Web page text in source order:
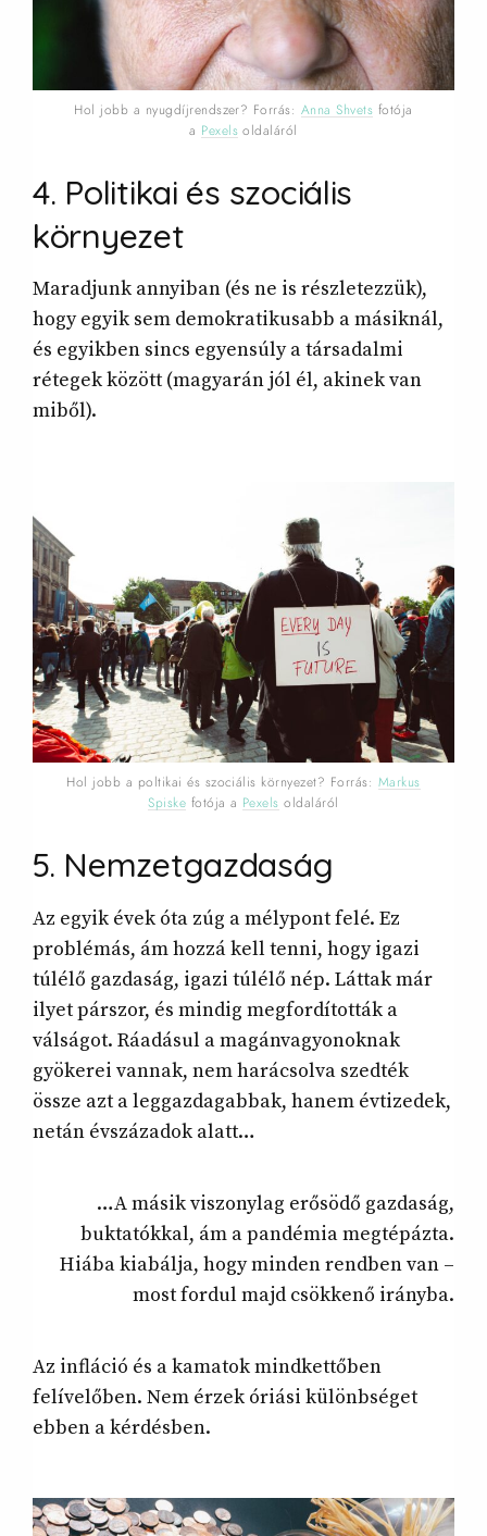
Hol jobb a nyugdíjrendszer? Forrás: Anna Shvets fotója
a Pexels oldaláról
4. Politikai és szociális
környezet
Maradjunk annyiban (és ne is részletezzük),
hogy egyik sem demokratikusabb a másiknál,
és egyikben sincs egyensúly a társadalmi
rétegek között (magyarán jól él, akinek van
miből).
Hol jobb a poltikai és szociális környezet? Forrás: Markus
Spiske fotója a Pexels oldaláról
5. Nemzetgazdaság
Az egyik évek óta zúg a mélypont felé. Ez
problémás, ám hozzá kell tenni, hogy igazi
túlélő gazdaság, igazi túlélő nép. Láttak már
ilyet párszor, és mindig megfordították a
válságot. Ráadásul a magánvagyonoknak
gyökerei vannak, nem harácsolva szedték
össze azt a leggazdagabbak, hanem évtizedek,
netán évszázadok alatt…
…A másik viszonylag erősödő gazdaság,
buktatókkal, ám a pandémia megtépázta.
Hiába kiabálja, hogy minden rendben van –
most fordul majd csökkenő irányba.
Az infláció és a kamatok mindkettőben
felívelőben. Nem érzek óriási különbséget
ebben a kérdésben.